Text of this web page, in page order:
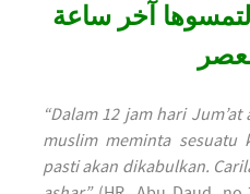
آخر ساعة
“Dalam 12 jam hari
muslim meminta sesuatu
pasti akan dikabulkan.